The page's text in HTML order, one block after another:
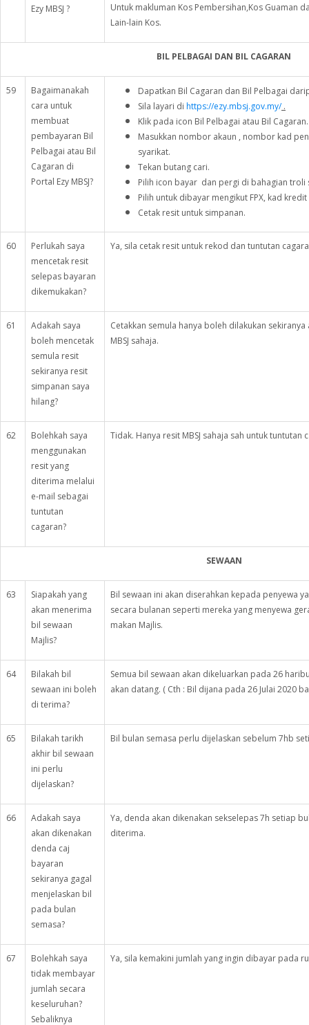
Ezy MBSJ ?
Untuk makluman Kos Pembersihan,Kos Guaman
Lain-lain Kos.
BIL PELBAGAI DAN BIL CAGARAN
59
Bagaimanakah
cara untuk
membuat
pembayaran Bil
Pelbagai atau Bil
Cagaran di
Portal Ezy MBSJ?
Dapatkan Bil Cagaran dan Bil Pelbagai
Sila layari di https://ezy.mbsj.gov.my/.
Klik pada icon Bil Pelbagai atau Bil Cagaran.
Masukkan nombor akaun , nombor kad
syarikat.
Tekan butang cari.
Pilih icon bayar dan pergi di bahagian troli
Pilih untuk dibayar mengikut FPX, kad
Cetak resit untuk simpanan.
60
Perlukah saya
mencetak resit
selepas bayaran
dikemukakan?
Ya, sila cetak resit untuk rekod dan tuntutan
61
Adakah saya
boleh mencetak
semula resit
sekiranya resit
simpanan saya
hilang?
Cetakkan semula hanya boleh dilakukan
MBSJ sahaja.
62
Bolehkah saya
menggunakan
resit yang
diterima melalui
e-mail sebagai
tuntutan
cagaran?
Tidak. Hanya resit MBSJ sahaja sah untuk tuntutan
SEWAAN
63
Siapakah yang
akan menerima
bil sewaan
Majlis?
Bil sewaan ini akan diserahkan kepada penyewa
secara bulanan seperti mereka yang menyewa
makan Majlis.
64
Bilakah bil
sewaan ini boleh
di terima?
Semua bil sewaan akan dikeluarkan pada 26
akan datang. ( Cth : Bil dijana pada 26 Julai 2020
65
Bilakah tarikh
akhir bil sewaan
ini perlu
dijelaskan?
Bil bulan semasa perlu dijelaskan sebelum 7hb
66
Adakah saya
akan dikenakan
denda caj
bayaran
sekiranya gagal
menjelaskan bil
pada bulan
semasa?
Ya, denda akan dikenakan sekselepas 7h setiap
diterima.
67
Bolehkah saya
tidak membayar
jumlah secara
keseluruhan?
Sebaliknya
Ya, sila kemakini jumlah yang ingin dibayar pada